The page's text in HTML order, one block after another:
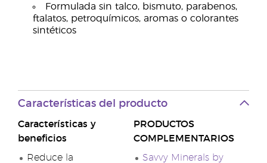
Formulada sin talco, bismuto, parabenos,
ftalatos, petroquímicos, aromas o colorantes
sintéticos
Características del producto
Características y
beneficios
Reduce la
PRODUCTOS
COMPLEMENTARIOS
Savvy Minerals by